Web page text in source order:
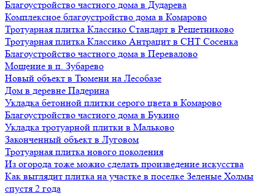
Благоустройство частного дома в Дударева
Комплексное благоустройство дома в Комарово
Тротуарная плитка Классико Стандарт в Решетниково
Тротуарная плитка Классико Антрацит в СНТ Сосенка
Благоустройство частного дома в Перевалово
Мощение в п. Зубарево
Новый объект в Тюмени на Лесобазе
Дом в деревне Падерина
Укладка бетонной плитки серого цвета в Комарово
Благоустройство частного дома в Букино
Укладка тротуарной плитки в Мальково
Законченный объект в Луговом
Тротуарная плитка нового поколения
Из огорода тоже можно сделать произведение искусства
Как выглядит плитка на участке в поселке Зеленые Холмы
спустя 2 года